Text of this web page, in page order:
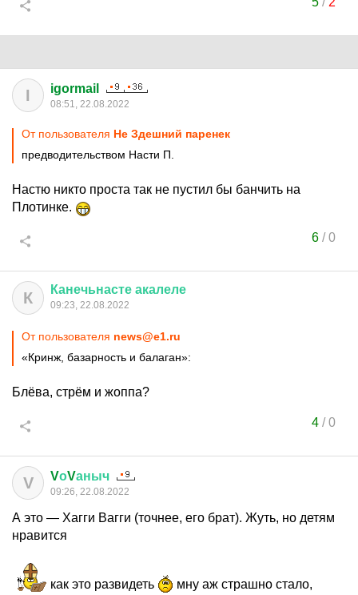
I igormail
08:51, 22.08.2022
От пользователя Не Здешний паренек
предводительством Насти П.
Настю никто проста так не пустил бы банчить на
Плотинке.
6/0
К Канечьнасте акалеле
09:23, 22.08.2022
От пользователя news@e1.ru
«Кринж, базарность и балаган»:
Блёва, стрём и жоппа?
4/0
V VоVаныч
09:26, 22.08.2022
А это — Хагги Вагги (точнее, его брат). Жуть, но детям
нравится
как это развидеть мну аж страшно стало,